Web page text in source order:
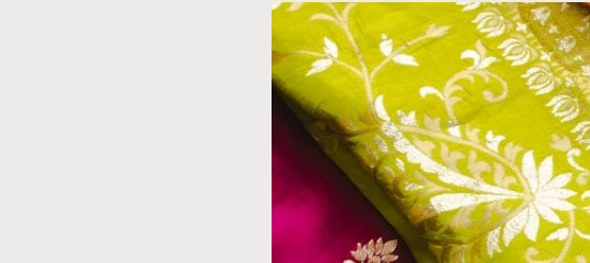
Het proces van het verven van textiel
is het voorbereiden van het textiel zelf.
verontreinigingen te verwijderen die de
Het is ook aan te raden om het textiel te
van de gewenste kleur en stof. Na het
dat je de juiste delen van de plant
Dit kan door middel van koken of
verkregen, kun je deze mengen met